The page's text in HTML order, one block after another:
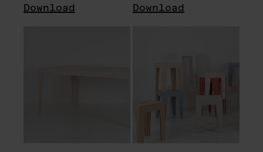
Download Download